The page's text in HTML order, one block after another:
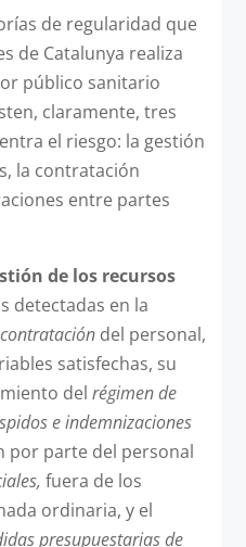
de regularidad que
de Catalunya realiza
público sanitario
claramente, tres
el riesgo: la gestión
la contratación
entre partes
de los recursos
detectadas en la
contratacióndel personal,
satisfechas, su
del régimen de
e indemnizaciones
por parte del personal
fuera de los
ordinaria, y el
presupuestariasde